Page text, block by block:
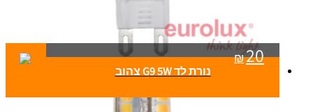
₪20
נורת לד G9 5W צהוב